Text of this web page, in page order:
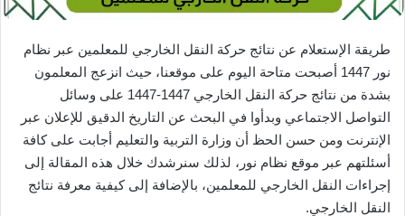
طريقة الإستعلام عن نتائج حركة النقل الخارجي للمعلمين عبر نظام
نور 1447 أصبحت متاحة اليوم على موقعنا، حيث انزعج المعلمون
بشدة من نتائج حركة النقل الخارجي 1447-1447 على وسائل
التواصل الاجتماعي وبدأوا في البحث عن التاريخ الدقيق للإعلان عبر
الإنترنت ومن حسن الحظ أن وزارة التربية والتعليم أجابت على كافة
أسئلتهم عبر موقع نظام نور، لذلك سنرشدك خلال هذه المقالة إلى
إجراءات النقل الخارجي للمعلمين، بالإضافة إلى كيفية معرفة نتائج
النقل الخارجي.